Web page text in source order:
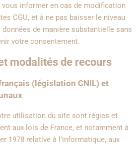
vous informer en cas de modification
CGU, et à ne pas baisser le niveau
de manière substantielle sans
votre consentement.
modalités de recours
(législation CNIL) et
utilisation du site sont régies et
aux lois de France, et notamment à
1978 relative à l’informatique, aux